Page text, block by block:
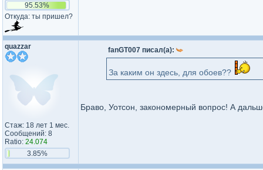
95.53%
Откуда: ты пришел?
quazzar
Стаж: 18 лет 1 мес.
Сообщений: 8
Ratio: 24.074
3.85%
fanGT007 писал(а):
За каким он здесь, для обоев??
Браво, Уотсон, закономерный вопрос! А